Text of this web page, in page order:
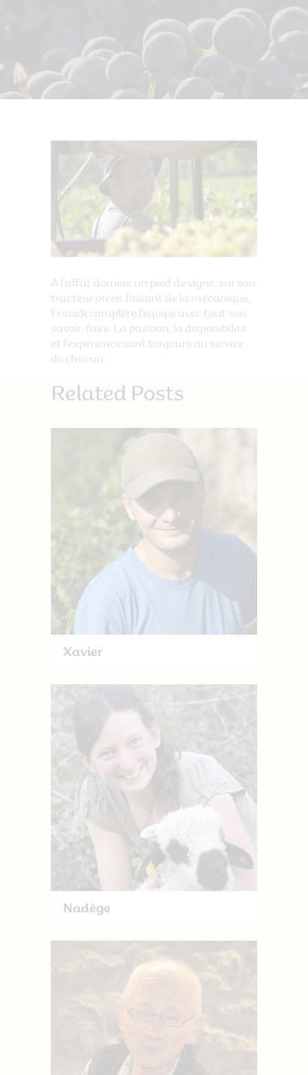
A l’affût derrière un pied de vigne, sur son
tracteur ou en faisant de la mécanique,
Franck complète l’équipe avec tout son
savoir-faire. La passion, la disponibilité
et l’expérience sont toujours au service
de chacun.
Related Posts
Xavier
Nadège